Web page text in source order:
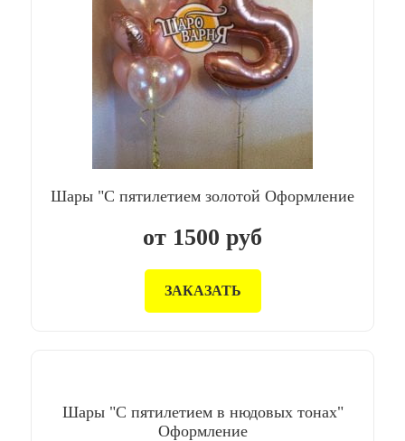
Шары "С пятилетием золотой Оформление
от 1500 руб
ЗАКАЗАТЬ
Шары "С пятилетием в нюдовых тонах"
Оформление